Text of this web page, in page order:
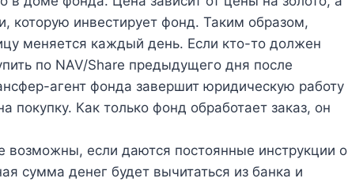
которую инвестирует фонд. Таким образом,
меняется каждый день. Если кто-то должен
по NAV/Share предыдущего дня после
агент фонда завершит юридическую работу
покупку. Как только фонд обработает заказ, он
возможны, если даются постоянные инструкции о
сумма денег будет вычитаться из банка и